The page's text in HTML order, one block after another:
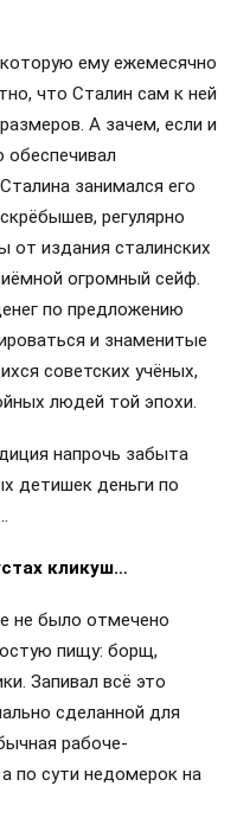
ему ежемесячно
что Сталин сам к ней
А зачем, если и
занимался его
регулярно
от издания сталинских
огромный сейф.
по предложению
и знаменитые
советских учёных,
людей той эпохи.
напрочь забыта
детишек деньги по
кликуш…
не было отмечено
пищу: борщ,
Запивал всё это
сделанной для
рабоче-
по сути недомерок на